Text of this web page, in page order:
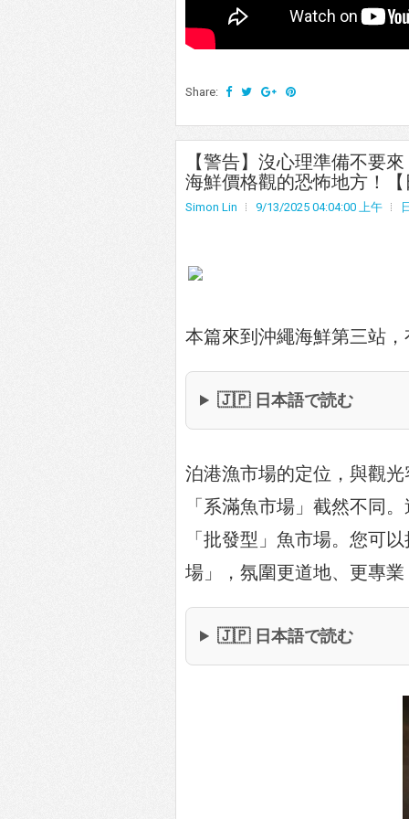
Share:
【警告】沒心理準備不要
海鮮價格觀的恐怖地方！
Simon Lin 9/13/2025 04:04:00 上午
本篇來到沖繩海鮮第三站
🇯🇵 日本語で読む
泊港漁市場的定位，與觀
「系滿魚市場」截然不同
「批發型」魚市場。您可
場」，氛圍更道地、更專
🇯🇵 日本語で読む